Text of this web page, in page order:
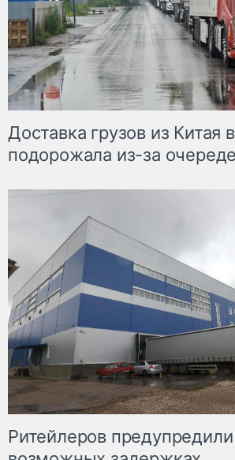
Доставка грузов из Китая
подорожала из-за
Ритейлеров